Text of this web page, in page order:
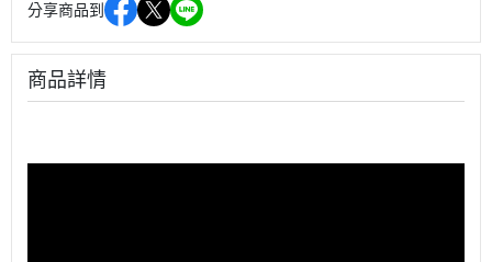
分享商品到
商品詳情